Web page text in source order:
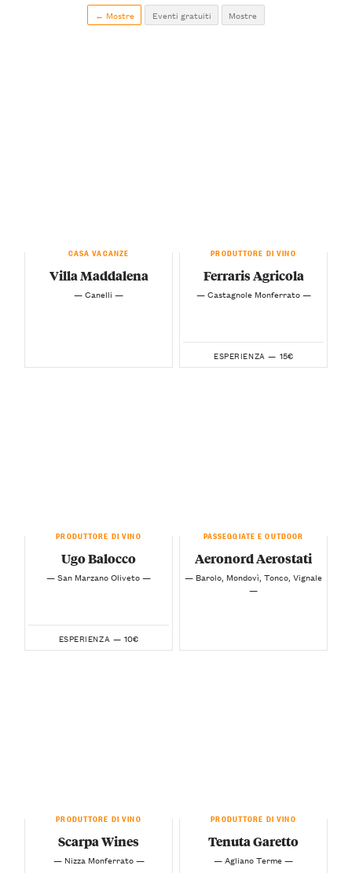
← Mostre Eventi gratuiti Mostre
CASA VACANZE
Villa Maddalena
— Canelli —
PRODUTTORE DI VINO
Ferraris Agricola
— Castagnole Monferrato —
ESPERIENZA — 15€
PRODUTTORE DI VINO
Ugo Balocco
— San Marzano Oliveto —
ESPERIENZA — 10€
PASSEGGIATE E OUTDOOR
Aeronord Aerostati
— Barolo, Mondovì, Tonco, Vignale
—
PRODUTTORE DI VINO
Scarpa Wines
— Nizza Monferrato —
PRODUTTORE DI VINO
Tenuta Garetto
— Agliano Terme —